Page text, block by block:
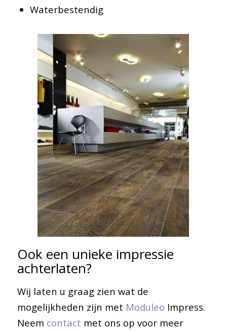
Waterbestendig
Ook een unieke impressie
achterlaten?
Wij laten u graag zien wat de
mogelijkheden zijn met Moduleo Impress.
Neem contact met ons op voor meer